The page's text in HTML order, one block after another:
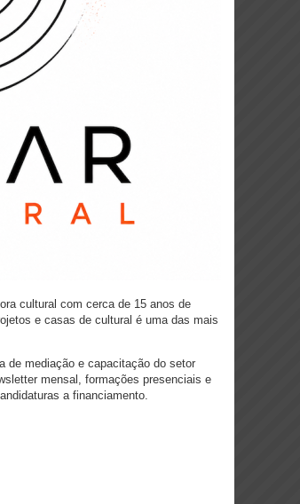
cultural com cerca de 15 anos de
e casas de cultural é uma das mais
de mediação e capacitação do setor
mensal, formações presenciais e
a financiamento.